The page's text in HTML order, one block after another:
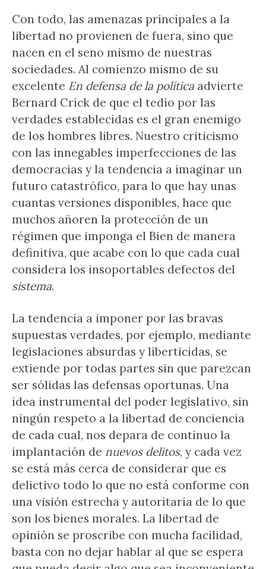
Con todo, las amenazas principales a la
libertad no provienen de fuera, sino que
nacen en el seno mismo de nuestras
sociedades. Al comienzo mismo de su
excelente En defensa de la política advierte
Bernard Crick de que el tedio por las
verdades establecidas es el gran enemigo
de los hombres libres. Nuestro criticismo
con las innegables imperfecciones de las
democracias y la tendencia a imaginar un
futuro catastrófico, para lo que hay unas
cuantas versiones disponibles, hace que
muchos añoren la protección de un
régimen que imponga el Bien de manera
definitiva, que acabe con lo que cada cual
considera los insoportables defectos del
sistema.
La tendencia a imponer por las bravas
supuestas verdades, por ejemplo, mediante
legislaciones absurdas y liberticidas, se
extiende por todas partes sin que parezcan
ser sólidas las defensas oportunas. Una
idea instrumental del poder legislativo, sin
ningún respeto a la libertad de conciencia
de cada cual, nos depara de continuo la
implantación de nuevos delitos, y cada vez
se está más cerca de considerar que es
delictivo todo lo que no está conforme con
una visión estrecha y autoritaria de lo que
son los bienes morales. La libertad de
opinión se proscribe con mucha facilidad,
basta con no dejar hablar al que se espera